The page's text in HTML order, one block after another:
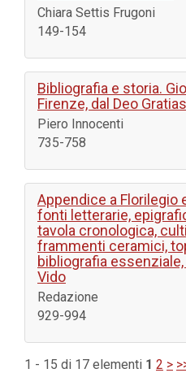
Chiara Settis Frugoni
149-154
Bibliografia e storia.
Firenze, dal Deo
Piero Innocenti
735-758
Appendice a Florilegio
fonti letterarie,
tavola cronologica,
frammenti ceramici,
bibliografia
Vido
Redazione
929-994
1 - 15 di 17 elementi 1 2 >